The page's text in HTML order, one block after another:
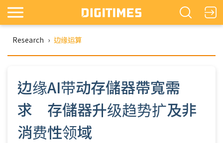
Research › 边缘运算
边缘AI带动存儲器帶寬需
求 存儲器升级趋势扩及非
消费性领域